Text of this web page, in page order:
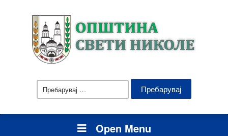
Пребарувај
за:
Open Menu